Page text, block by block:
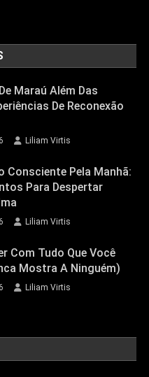
Maraú Além Das
De Reconexão
Liliam Virtis
Consciente Pela Manhã:
Para Despertar
Liliam Virtis
Com Tudo Que Você
Mostra A Ninguém)
Liliam Virtis